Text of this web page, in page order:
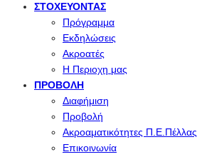
ΣΤΟΧΕΎΟΝΤΑΣ
Πρόγραμμα
Εκδηλώσεις
Ακροατές
Η Περιοχη μας
ΠΡΟΒΟΛΉ
Διαφήμιση
Προβολή
Ακροαματικότητες Π.Ε.Πέλλας
Επικοινωνία